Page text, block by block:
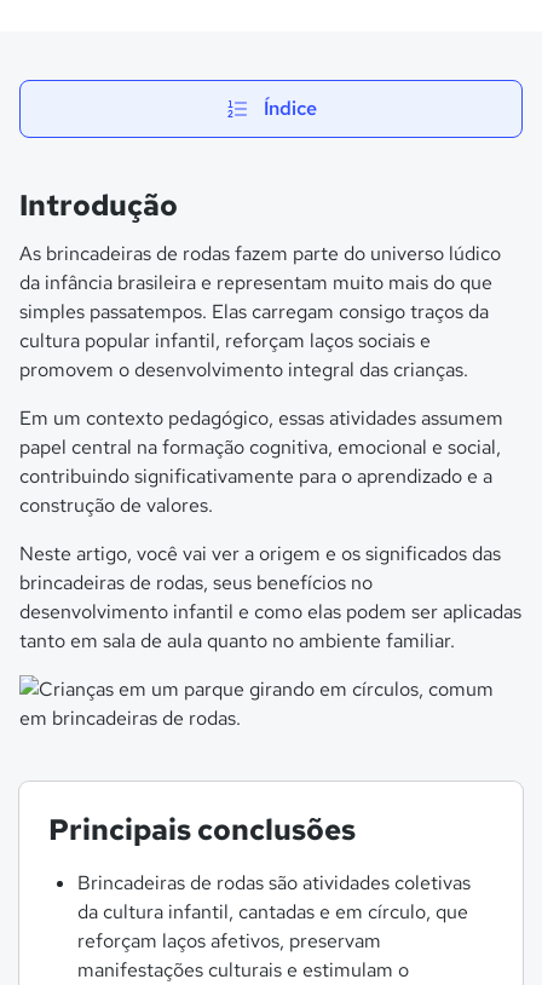
Índice
Introdução
As brincadeiras de rodas fazem parte do universo lúdico
da infância brasileira e representam muito mais do que
simples passatempos. Elas carregam consigo traços da
cultura popular infantil, reforçam laços sociais e
promovem o desenvolvimento integral das crianças.
Em um contexto pedagógico, essas atividades assumem
papel central na formação cognitiva, emocional e social,
contribuindo significativamente para o aprendizado e a
construção de valores.
Neste artigo, você vai ver a origem e os significados das
brincadeiras de rodas, seus benefícios no
desenvolvimento infantil e como elas podem ser aplicadas
tanto em sala de aula quanto no ambiente familiar.
Principais conclusões
Brincadeiras de rodas são atividades coletivas
da cultura infantil, cantadas e em círculo, que
reforçam laços afetivos, preservam
manifestações culturais e estimulam o